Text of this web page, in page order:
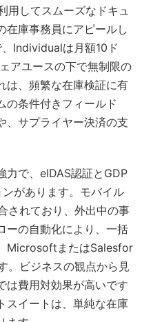
用してスムーズなドキュ
在庫事務員にアピールし
Individualは月額10ド
アユースの下で無制限の
は、頻繁な在庫検証に有
の条件付きフィールド
、サプライヤー決済の支
力で、eIDAS認証とGDP
があります。モバイル
されており、外出中の事
ーの自動化により、一括
MicrosoftまたはSalesfor
。ビジネスの観点から見
は費用対効果が高いです
スイートは、単純な在庫